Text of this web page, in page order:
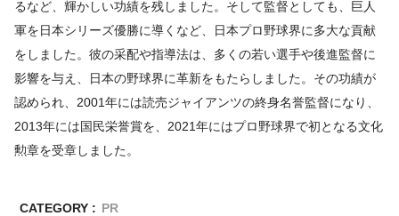
るなど、輝かしい功績を残しました。そして監督としても、巨人
軍を日本シリーズ優勝に導くなど、日本プロ野球界に多大な貢献
をしました。彼の采配や指導法は、多くの若い選手や後進監督に
影響を与え、日本の野球界に革新をもたらしました。その功績が
認められ、2001年には読売ジャイアンツの終身名誉監督になり、
2013年には国民栄誉賞を、2021年にはプロ野球界で初となる文化
勲章を受章しました。
CATEGORY : PR